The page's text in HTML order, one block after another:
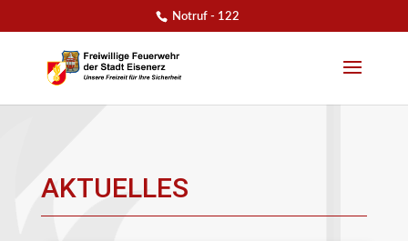
Notruf - 122
AKTUELLES